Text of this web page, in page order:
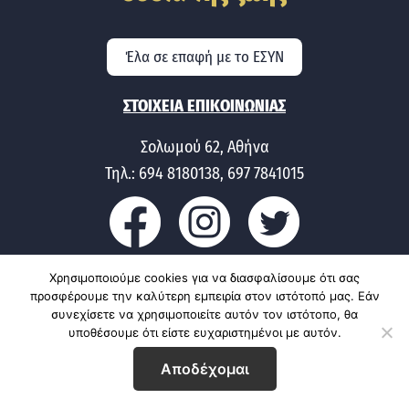
Έλα σε επαφή με το ΕΣΥΝ
ΣΤΟΙΧΕΙΑ ΕΠΙΚΟΙΝΩΝΙΑΣ
Σολωμού 62, Αθήνα
Τηλ.: 694 8180138, 697 7841015
Copyright © 2026 · Caitlyn | Carried & Supported bybotLane
Χρησιμοποιούμε cookies για να διασφαλίσουμε ότι σας
προσφέρουμε την καλύτερη εμπειρία στον ιστότοπό μας. Εάν
συνεχίσετε να χρησιμοποιείτε αυτόν τον ιστότοπο, θα
υποθέσουμε ότι είστε ευχαριστημένοι με αυτόν.
Αποδέχομαι